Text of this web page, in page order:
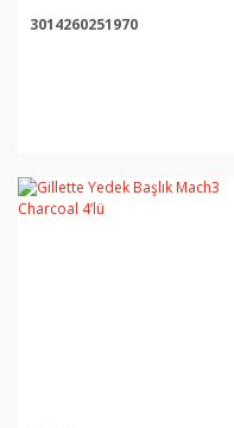
3014260251970